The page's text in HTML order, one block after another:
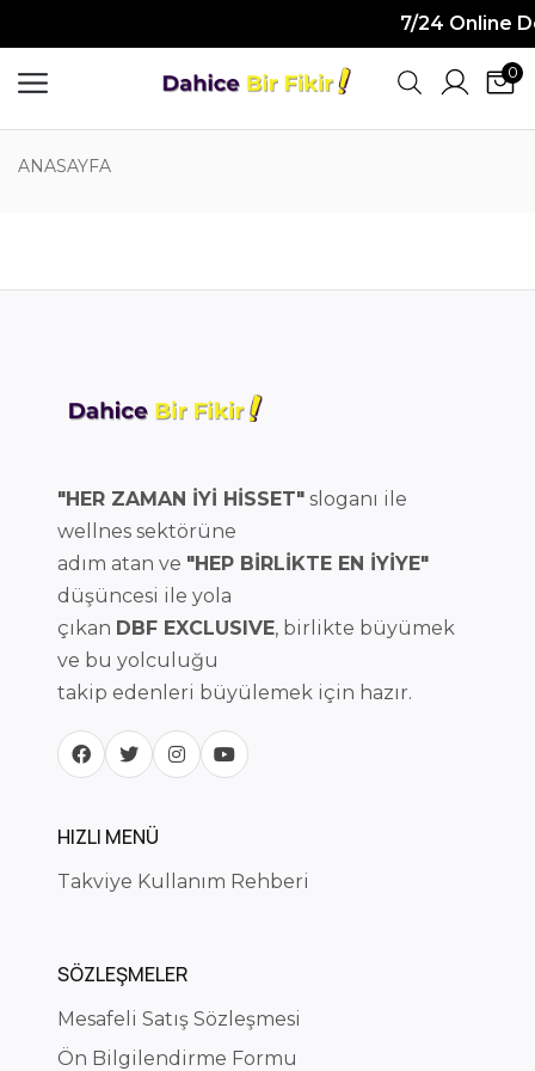
7/24 Online
0
ANASAYFA
"HER ZAMAN İYİ HİSSET" sloganı ile
wellnes sektörüne
adım atan ve "HEP BİRLİKTE EN İYİYE"
düşüncesi ile yola
çıkan DBF EXCLUSIVE, birlikte büyümek
ve bu yolculuğu
takip edenleri büyülemek için hazır.
HIZLI MENÜ
Takviye Kullanım Rehberi
SÖZLEŞMELER
Mesafeli Satış Sözleşmesi
Ön Bilgilendirme Formu